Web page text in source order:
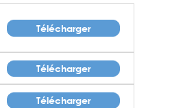
Télécharger
Télécharger
Télécharger